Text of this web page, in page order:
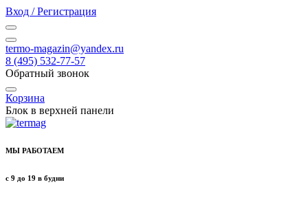
Вход / Регистрация
termo-magazin@yandex.ru
8 (495) 532-77-57
Обратный звонок
Корзина
Блок в верхней панели
МЫ РАБОТАЕМ
с 9 до 19 в будни